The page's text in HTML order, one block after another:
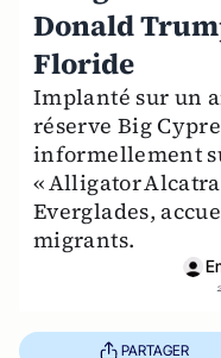
Donald
Floride
Implanté sur un
réserve Big
informellement
« Alligator
Everglades,
migrants.
PARTAGER